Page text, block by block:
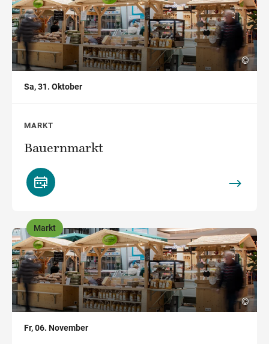
©
Sa, 31. Oktober
MARKT
Bauernmarkt
,
©
Markt
Fr, 06. November